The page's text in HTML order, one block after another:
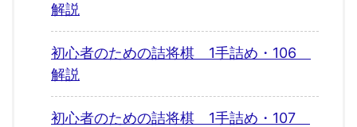
解説
初心者のための詰将棋 1手詰め・106
解説
初心者のための詰将棋 1手詰め・107